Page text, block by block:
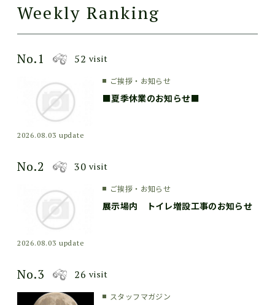
Weekly Ranking
No.1 52 visit
2026.08.03 update
ご挨拶・お知らせ
■夏季休業のお知らせ■
No.2 30 visit
2026.08.03 update
ご挨拶・お知らせ
展示場内 トイレ増設工事のお知らせ
No.3 26 visit
スタッフマガジン